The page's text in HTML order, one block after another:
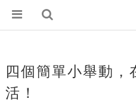
四個簡單小舉動，
活！